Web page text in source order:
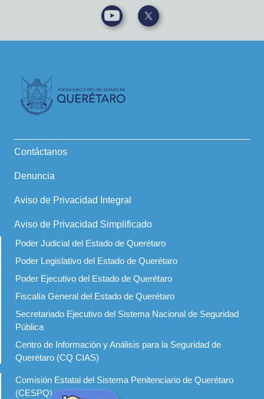
Contáctanos
Denuncia
Aviso de Privacidad Integral
Aviso de Privacidad Simplificado
Poder Judicial del Estado de Querétaro
Poder Legislativo del Estado de Querétaro
Poder Ejecutivo del Estado de Querétaro
Fiscalía General del Estado de Querétaro
Secretariado Ejecutivo del Sistema Nacional de Seguridad
Pública
Centro de Información y Análisis para la Seguridad de
Querétaro (CQ CIAS)
Comisión Estatal del Sistema Penitenciario de Querétaro
(CESPQ)